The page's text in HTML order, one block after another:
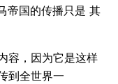
帝国的传播只是 其
容，因为它是这样
到全世界一